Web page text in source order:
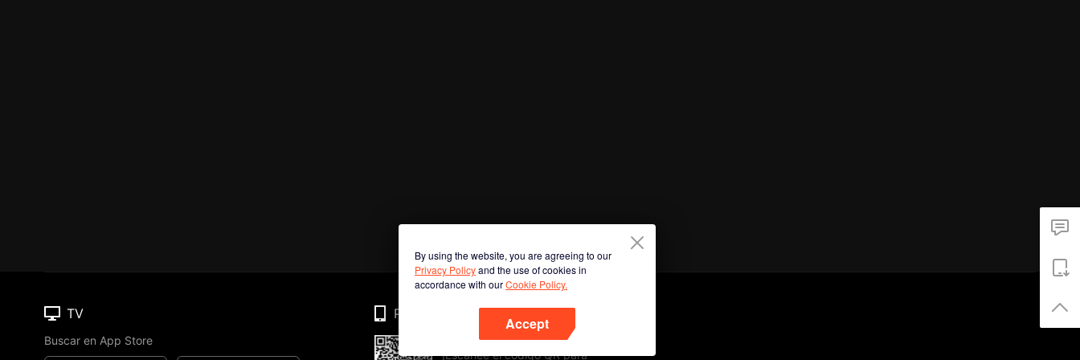
By using the website, you are agreeing to our
Privacy Policyand the use of cookies in
accordance with ourCookie Policy.
Accept
TV
Buscar en App Store
Phone
¡Escanee el código QR para